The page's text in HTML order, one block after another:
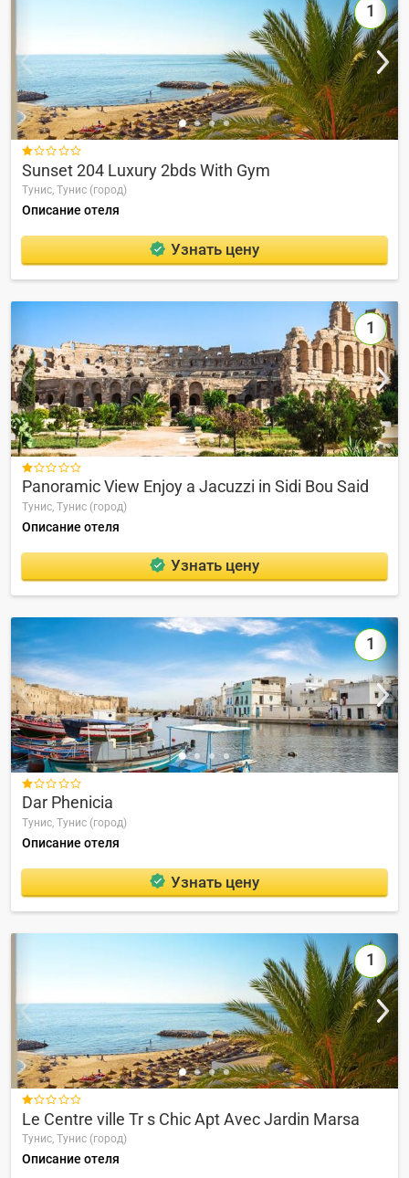
1

Sunset 204 Luxury 2bds With Gym
Тунис, Тунис (город)
Описание отеля
Узнать цену
1

Panoramic View Enjoy a Jacuzzi in Sidi Bou Said
Тунис, Тунис (город)
Описание отеля
Узнать цену
1

Dar Phenicia
Тунис, Тунис (город)
Описание отеля
Узнать цену
1

Le Centre ville Tr s Chic Apt Avec Jardin Marsa
Тунис, Тунис (город)
Описание отеля